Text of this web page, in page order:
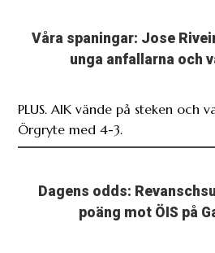
Våra spaningar: Jose
unga anfallarna och
PLUS. AIK vände på steken och
Örgryte med 4-3.
Dagens odds:
poäng mot ÖIS på